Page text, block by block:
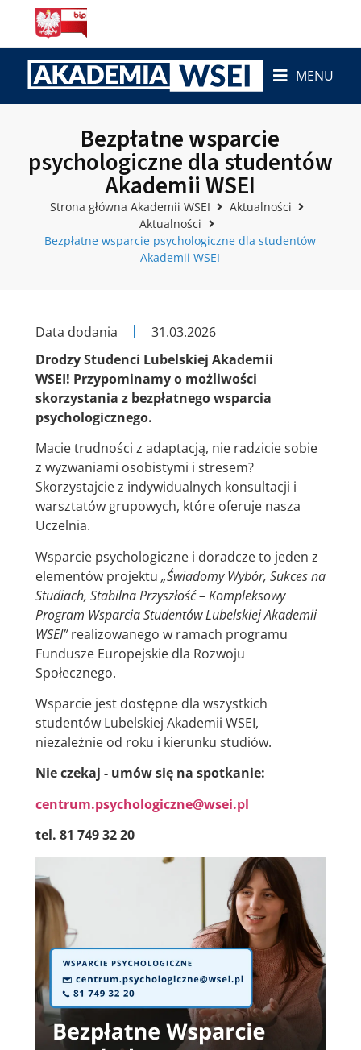
MENU
Bezpłatne wsparcie
psychologiczne dla studentów
Akademii WSEI
Strona główna Akademii WSEI
Aktualności
Aktualności
Bezpłatne wsparcie psychologiczne dla studentów
Akademii WSEI
Data dodania
31.03.2026
Drodzy Studenci Lubelskiej Akademii
WSEI! Przypominamy o możliwości
skorzystania z bezpłatnego wsparcia
psychologicznego.
Macie trudności z adaptacją, nie radzicie sobie
z wyzwaniami osobistymi i stresem?
Skorzystajcie z indywidualnych konsultacji i
warsztatów grupowych, które oferuje nasza
Uczelnia.
Wsparcie psychologiczne i doradcze to jeden z
elementów projektu „Świadomy Wybór, Sukces na
Studiach, Stabilna Przyszłość – Kompleksowy
Program Wsparcia Studentów Lubelskiej Akademii
WSEI”realizowanego w ramach programu
Fundusze Europejskie dla Rozwoju
Społecznego.
Wsparcie jest dostępne dla wszystkich
studentów Lubelskiej Akademii WSEI,
niezależnie od roku i kierunku studiów.
Nie czekaj - umów się na spotkanie:
centrum.psychologiczne@wsei.pl
tel. 81 749 32 20